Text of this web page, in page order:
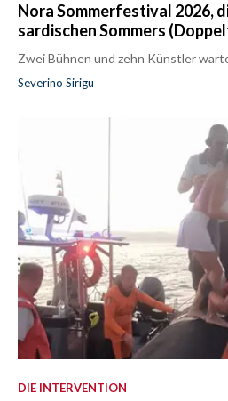
Nora Sommerfestival 2026,
sardischen Sommers
Zwei Bühnen und zehn Künstler
Severino Sirigu
DIE INTERVENTION